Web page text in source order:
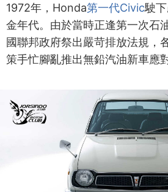
1972年，Honda第一代Civic駛
金年代。由於當時正逢第一次石
國聯邦政府祭出嚴苛排放法規，
策手忙腳亂推出無鉛汽油新車應對